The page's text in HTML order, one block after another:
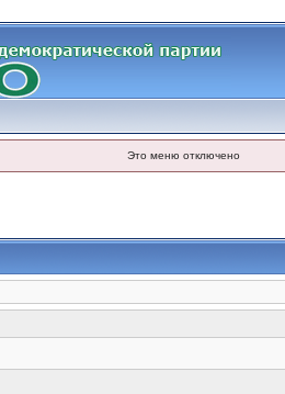
Это меню отключено